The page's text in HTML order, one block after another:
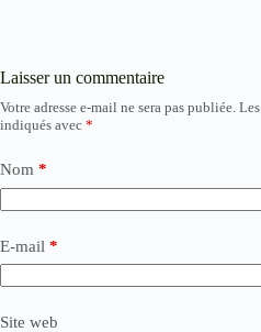
Laisser un commentaire
Votre adresse e-mail ne sera pas publiée.
indiqués avec *
Nom *
E-mail *
Site web